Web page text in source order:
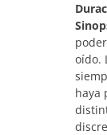
oído.
haya